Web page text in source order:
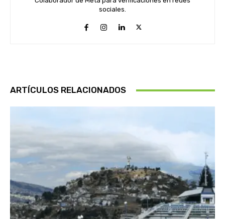
sociales.
ARTÍCULOS RELACIONADOS